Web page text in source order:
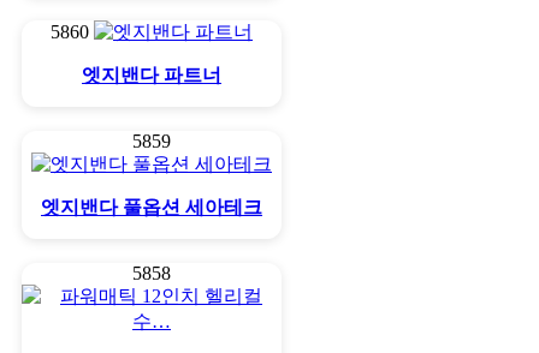
5860
엣지밴다 파트너
5859
엣지밴다 풀옵션 세아테크
5858